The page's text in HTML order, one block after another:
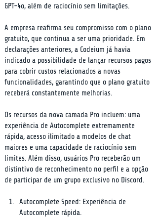
GPT-4o, além de raciocínio sem limitações.
A empresa reafirma seu compromisso com o plano
gratuito, que continua a ser uma prioridade. Em
declarações anteriores, a Codeium já havia
indicado a possibilidade de lançar recursos pagos
para cobrir custos relacionados a novas
funcionalidades, garantindo que o plano gratuito
receberá constantemente melhorias.
Os recursos da nova camada Pro incluem: uma
experiência de Autocomplete extremamente
rápida, acesso ilimitado a modelos de chat
maiores e uma capacidade de raciocínio sem
limites. Além disso, usuários Pro receberão um
distintivo de reconhecimento no perfil e a opção
de participar de um grupo exclusivo no Discord.
Autocomplete Speed: Experiência de
Autocomplete rápida.